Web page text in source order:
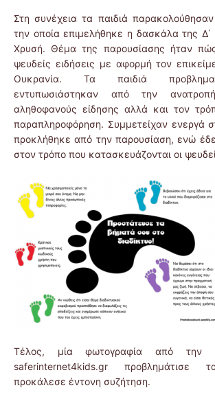
Στη συνέχεια τα παιδιά
την οποία επιμελήθηκε η δασκάλα της Δ΄
Χρυσή. Θέμα της παρουσίασης ήταν πώς
ψευδείς ειδήσεις με αφορμή τον
Ουκρανία. Τα παιδιά
εντυπωσιάστηκαν από την
αληθοφανούς είδησης αλλά και τον
παραπληροφόρηση. Συμμετείχαν ενεργά
προκλήθηκε από την παρουσίαση, ενώ
στον τρόπο που κατασκευάζονται οι
Τέλος, μία φωτογραφία από την
saferinternet4kids.gr προβλημάτισε
προκάλεσε έντονη συζήτηση.